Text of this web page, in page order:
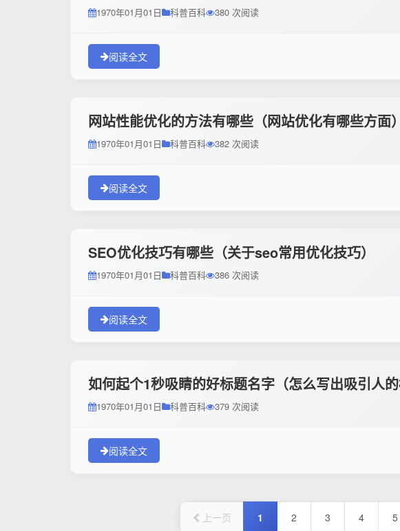
1970年01月01日 科普百科 380 次阅读
阅读全文
网站性能优化的方法有哪些（网站优化有哪些方面）
1970年01月01日 科普百科 382 次阅读
阅读全文
SEO优化技巧有哪些（关于seo常用优化技巧）
1970年01月01日 科普百科 386 次阅读
阅读全文
如何起个1秒吸睛的好标题名字（怎么写出吸引人的
1970年01月01日 科普百科 379 次阅读
阅读全文
上一页 1 2 3 4 5